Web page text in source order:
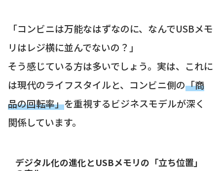
「コンビニは万能なはずなのに、なんでUSBメモ
リはレジ横に並んでないの？」
そう感じている方は多いでしょう。実は、これに
は現代のライフスタイルと、コンビニ側の「商
品の回転率」を重視するビジネスモデルが深く
関係しています。
デジタル化の進化とUSBメモリの「立ち位置」